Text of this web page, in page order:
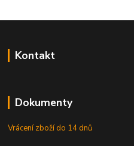
Kontakt
Dokumenty
Vrácení zboží do 14 dnů